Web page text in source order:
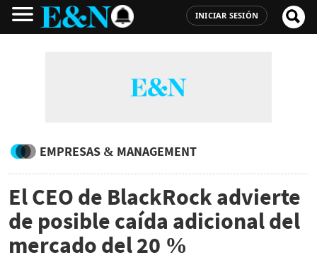
INICIAR SESIÓN
EMPRESAS & MANAGEMENT
El CEO de BlackRock advierte
de posible caída adicional del
mercado del 20 %